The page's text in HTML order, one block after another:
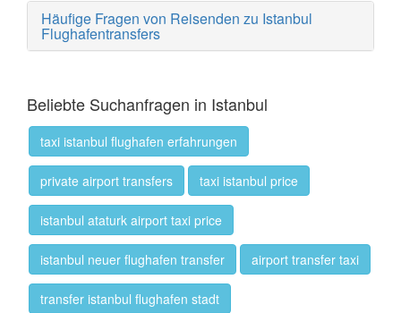
Häufige Fragen von Reisenden zu Istanbul
Flughafentransfers
Beliebte Suchanfragen in Istanbul
taxi istanbul flughafen erfahrungen
private airport transfers taxi istanbul price
istanbul ataturk airport taxi price
istanbul neuer flughafen transfer airport transfer taxi
transfer istanbul flughafen stadt